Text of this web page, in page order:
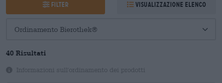
Filter Visualizzazione elenco
40 Risultati
Informazioni sull'ordinamento dei prodotti